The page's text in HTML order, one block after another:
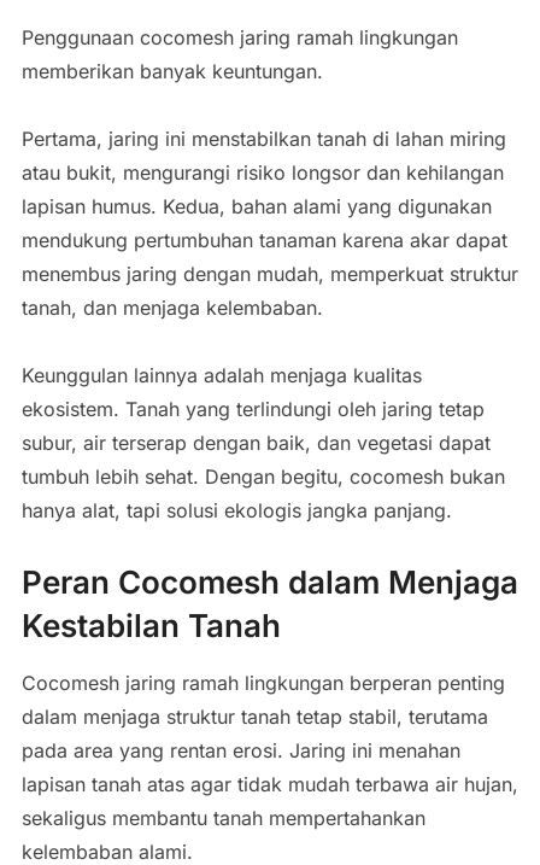
Penggunaan cocomesh jaring ramah lingkungan
memberikan banyak keuntungan.
Pertama, jaring ini menstabilkan tanah di lahan miring
atau bukit, mengurangi risiko longsor dan kehilangan
lapisan humus. Kedua, bahan alami yang digunakan
mendukung pertumbuhan tanaman karena akar dapat
menembus jaring dengan mudah, memperkuat struktur
tanah, dan menjaga kelembaban.
Keunggulan lainnya adalah menjaga kualitas
ekosistem. Tanah yang terlindungi oleh jaring tetap
subur, air terserap dengan baik, dan vegetasi dapat
tumbuh lebih sehat. Dengan begitu, cocomesh bukan
hanya alat, tapi solusi ekologis jangka panjang.
Peran Cocomesh dalam Menjaga
Kestabilan Tanah
Cocomesh jaring ramah lingkungan berperan penting
dalam menjaga struktur tanah tetap stabil, terutama
pada area yang rentan erosi. Jaring ini menahan
lapisan tanah atas agar tidak mudah terbawa air hujan,
sekaligus membantu tanah mempertahankan
kelembaban alami.